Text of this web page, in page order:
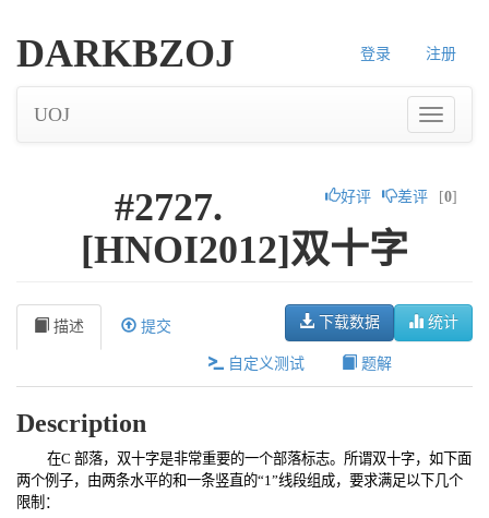
登录 注册
DARKBZOJ
UOJ
好评 差评 [0]
#2727.
[HNOI2012]双十字
统计
下载数据
描述 提交
自定义测试 题解
Description
在C 部落，双十字是非常重要的一个部落标志。所谓双十字，如下面
两个例子，由两条水平的和一条竖直的“1”线段组成，要求满足以下几个
限制：